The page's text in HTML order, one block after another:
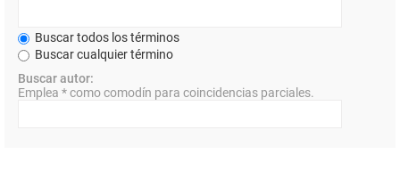
Buscar todos los términos
Buscar cualquier término
Buscar autor:
Emplea * como comodín para coincidencias parciales.